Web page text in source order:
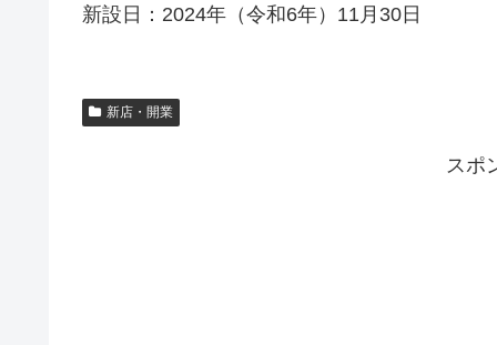
新設日：2024年（令和6年）11月30日
新店・開業
スポ